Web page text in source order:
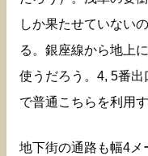
しか果たせていない
る。銀座線から地上
使うだろう。4, 5番
で普通こちらを利用
地下街の通路も幅4メ